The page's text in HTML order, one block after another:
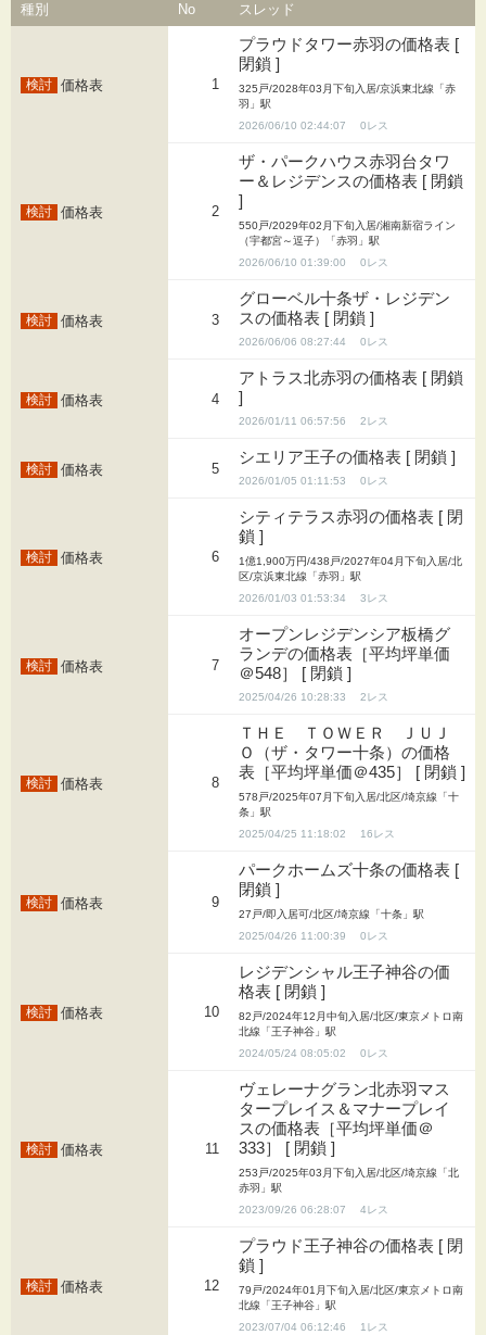
種別 No スレッド
価格表 1
プラウドタワー赤羽の価格表 [
閉鎖 ]
325戸/2028年03月下旬入居/京浜東北線「赤
羽」駅
2026/06/10 02:44:07
0
価格表 2
ザ・パークハウス赤羽台タワ
ー＆レジデンスの価格表 [ 閉鎖
]
550戸/2029年02月下旬入居/湘南新宿ライン
（宇都宮～逗子）「赤羽」駅
2026/06/10 01:39:00
0
価格表 3
グローベル十条ザ・レジデン
スの価格表 [ 閉鎖 ]
2026/06/06 08:27:44 0
価格表 4
アトラス北赤羽の価格表 [ 閉鎖
]
2026/01/11 06:57:56 2
価格表 5
シエリア王子の価格表 [ 閉鎖 ]
2026/01/05 01:11:53 0
価格表 6
シティテラス赤羽の価格表 [ 閉
鎖 ]
1億1,900万円/438戸/2027年04月下旬入居/北
区/京浜東北線「赤羽」駅
2026/01/03 01:53:34
3
価格表 7
オープンレジデンシア板橋グ
ランデの価格表［平均坪単価
＠548］ [ 閉鎖 ]
2025/04/26 10:28:33 2
価格表 8
ＴＨＥ ＴＯＷＥＲ ＪＵＪ
Ｏ（ザ・タワー十条）の価格
表［平均坪単価＠435］ [ 閉鎖 ]
578戸/2025年07月下旬入居/北区/埼京線「十
条」駅
2025/04/25 11:18:02
16
価格表 9
パークホームズ十条の価格表 [
閉鎖 ]
27戸/即入居可/北区/埼京線「十条」駅
2025/04/26 11:00:39
0
価格表 10
レジデンシャル王子神谷の価
格表 [ 閉鎖 ]
82戸/2024年12月中旬入居/北区/東京メトロ南
北線「王子神谷」駅
2024/05/24 08:05:02
0
価格表 11
ヴェレーナグラン北赤羽マス
タープレイス＆マナープレイ
スの価格表［平均坪単価＠
333］ [ 閉鎖 ]
253戸/2025年03月下旬入居/北区/埼京線「北
赤羽」駅
2023/09/26 06:28:07
4
価格表 12
プラウド王子神谷の価格表 [ 閉
鎖 ]
79戸/2024年01月下旬入居/北区/東京メトロ南
北線「王子神谷」駅
2023/07/04 06:12:46
1